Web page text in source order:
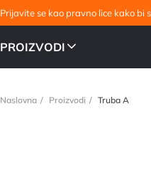
Prijavite se kao pravno lice kako bi
PROIZVODI
Naslovna Proizvodi Truba A